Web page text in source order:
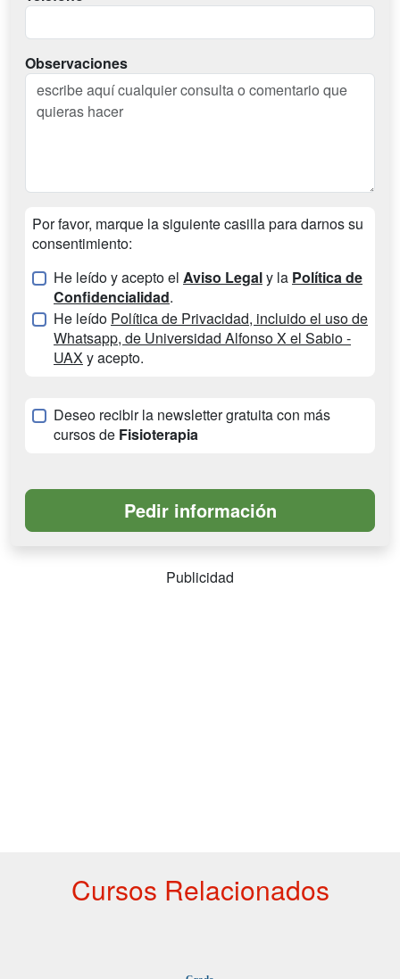
Observaciones
Por favor, marque la siguiente casilla para darnos su
consentimiento:
He leído y acepto el Aviso Legaly la Política de
Confidencialidad.
He leído Política de Privacidad, incluido el uso de
Whatsapp, de Universidad Alfonso X el Sabio -
UAX y acepto.
Deseo recibir la newsletter gratuita con más
cursos de Fisioterapia
Publicidad
Cursos Relacionados